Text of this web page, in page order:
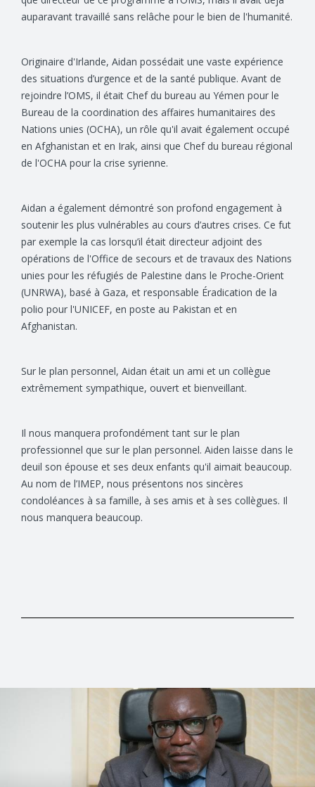
auparavant travaillé sans relâche pour le bien de l'humanité.
Originaire d'Irlande, Aidan possédait une vaste expérience
des situations d’urgence et de la santé publique. Avant de
rejoindre l’OMS, il était Chef du bureau au Yémen pour le
Bureau de la coordination des affaires humanitaires des
Nations unies (OCHA), un rôle qu'il avait également occupé
en Afghanistan et en Irak, ainsi que Chef du bureau régional
de l'OCHA pour la crise syrienne.
Aidan a également démontré son profond engagement à
soutenir les plus vulnérables au cours d’autres crises. Ce fut
par exemple la cas lorsqu’il était directeur adjoint des
opérations de l'Office de secours et de travaux des Nations
unies pour les réfugiés de Palestine dans le Proche-Orient
(UNRWA), basé à Gaza, et responsable Éradication de la
polio pour l'UNICEF, en poste au Pakistan et en
Afghanistan.
Sur le plan personnel, Aidan était un ami et un collègue
extrêmement sympathique, ouvert et bienveillant.
Il nous manquera profondément tant sur le plan
professionnel que sur le plan personnel. Aiden laisse dans le
deuil son épouse et ses deux enfants qu'il aimait beaucoup.
Au nom de l’IMEP, nous présentons nos sincères
condoléances à sa famille, à ses amis et à ses collègues. Il
nous manquera beaucoup.